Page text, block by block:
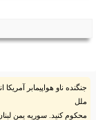
جنگنده ناو هواپیمابر
ملل
محکوم کنید. سوریه یمن